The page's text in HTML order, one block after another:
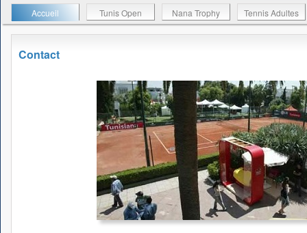
Accueil Tunis Open Nana Trophy Tennis Adultes
Contact